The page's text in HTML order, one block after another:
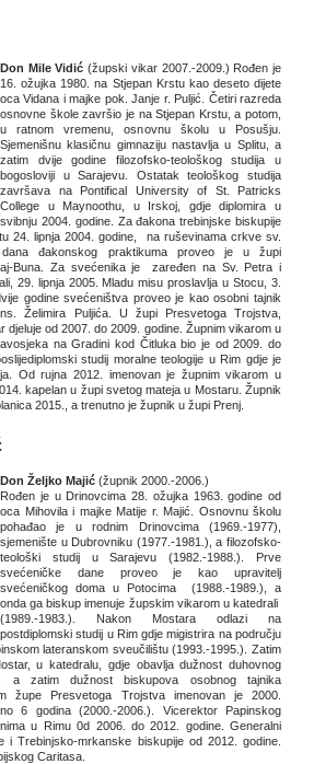
Don Mile Vidić (župski vikar 2007.-2009.) Rođen je
16. ožujka 1980. na Stjepan Krstu kao deseto dijete
oca Vidana i majke pok. Janje r. Puljić. Četiri razreda
osnovne škole završio je na Stjepan Krstu, a potom,
u ratnom vremenu, osnovnu školu u Posušju.
Sjemenišnu klasičnu gimnaziju nastavlja u Splitu, a
zatim dvije godine filozofsko-teološkog studija u
bogosloviji u Sarajevu. Ostatak teološkog studija
završava na Pontifical University of St. Patricks
College u Maynoothu, u Irskoj, gdje diplomira u
svibnju 2004. godine. Za đakona trebinjske biskupije
24. lipnja 2004. godine, na ruševinama crkve sv.
dana đakonskog praktikuma proveo je u župi
Buna. Za svećenika je zaređen na Sv. Petra i
29. lipnja 2005. Mladu misu proslavlja u Stocu, 3.
godine svećeništva proveo je kao osobni tajnik
Želimira Puljića. U župi Presvetoga Trojstva,
djeluje od 2007. do 2009. godine. Župnim vikarom u
na Gradini kod Čitluka bio je od 2009. do
studij moralne teologije u Rim gdje je
Od rujna 2012. imenovan je župnim vikarom u
kapelan u župi svetog mateja u Mostaru. Župnik
2015., a trenutno je župnik u župi Prenj.
Don Željko Majić (župnik 2000.-2006.)
Rođen je u Drinovcima 28. ožujka 1963. godine od
oca Mihovila i majke Matije r. Majić. Osnovnu školu
pohađao je u rodnim Drinovcima (1969.-1977),
sjemenište u Dubrovniku (1977.-1981.), a filozofsko-
teološki studij u Sarajevu (1982.-1988.). Prve
svećeničke dane proveo je kao upravitelj
svećeničkog doma u Potocima (1988.-1989.), a
onda ga biskup imenuje župskim vikarom u katedrali
(1989.-1983.). Nakon Mostara odlazi na
postdiplomski studij u Rim gdje migistrira na području
lateranskom sveučilištu (1993.-1995.). Zatim
u katedralu, gdje obavlja dužnost duhovnog
a zatim dužnost biskupova osobnog tajnika
župe Presvetoga Trojstva imenovan je 2000.
6 godina (2000.-2006.). Vicerektor Papinskog
u Rimu 0d 2006. do 2012. godine. Generalni
i Trebinjsko-mrkanske biskupije od 2012. godine.
Caritasa.